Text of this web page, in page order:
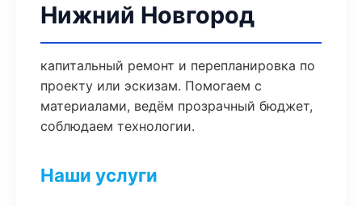
Нижний Новгород
капитальный ремонт и перепланировка по
проекту или эскизам. Помогаем с
материалами, ведём прозрачный бюджет,
соблюдаем технологии.
Наши услуги